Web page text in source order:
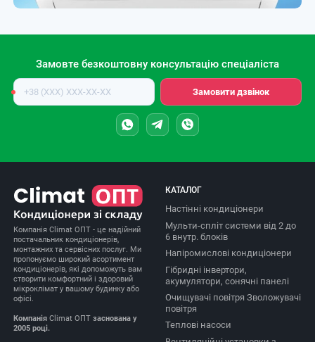
Замовте безкоштовну консультацію спеціаліста
Номер
телефону
Замовити дзвінок
Компанія Climat ОПТ - це надійний
постачальник кондиціонерів,
монтажних та сервісних послуг. Ми
пропонуємо широкий асортимент
кондиціонерів, які допоможуть вам
створити комфортний і здоровий
мікроклімат у вашому будинку або
офісі.
Компанія Climat ОПТзаснована у
2005 році.
КАТАЛОГ
Настінні кондиціонери
Мульти-спліт системи від 2 до
6 внутр. блоків
Напіромислові кондиціонери
Гібридні інвертори,
акумулятори, сонячні панелі
Очищувачі повітря Зволожувачі
повітря
Теплові насоси